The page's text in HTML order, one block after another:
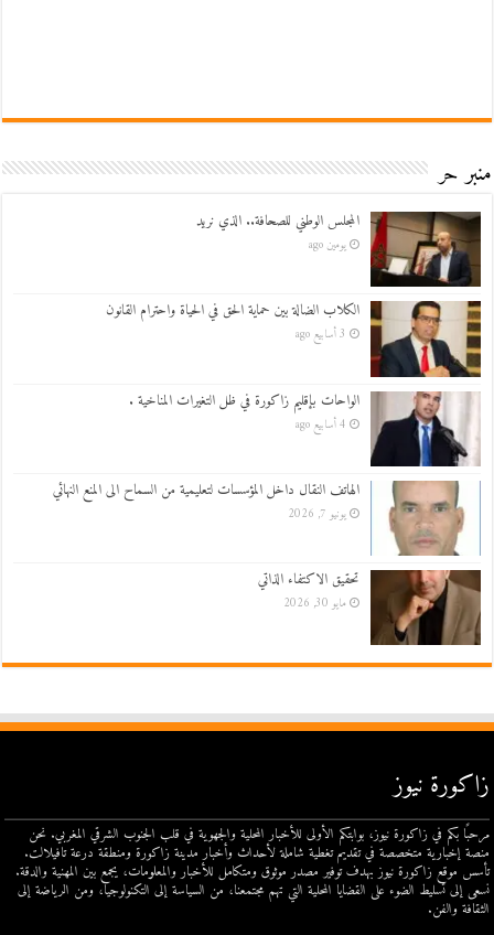
منبر حر
المجلس الوطني للصحافة.. الذي نريد
يومين ago
الكلاب الضالة بين حماية الحق في الحياة واحترام القانون
3 أسابيع ago
الواحات بإقليم زاكورة في ظل التغيرات المناخية .
4 أسابيع ago
الهاتف النقال داخل المؤسسات لتعليمية من السماح الى المنع النهائي
يونيو 7, 2026
تحقيق الاكتفاء الذاتي
مايو 30, 2026
زاكورة نيوز
مرحبًا بكم في زاكورة نيوز، بوابتكم الأولى للأخبار المحلية والجهوية في قلب الجنوب الشرقي المغربي. نحن
منصة إخبارية متخصصة في تقديم تغطية شاملة لأحداث وأخبار مدينة زاكورة ومنطقة درعة تافيلالت.
تأسس موقع زاكورة نيوز بهدف توفير مصدر موثوق ومتكامل للأخبار والمعلومات، يجمع بين المهنية والدقة.
نسعى إلى تسليط الضوء على القضايا المحلية التي تهم مجتمعنا، من السياسة إلى التكنولوجيا، ومن الرياضة إلى
الثقافة والفن.